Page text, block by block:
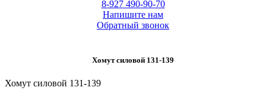
8-927 490-90-70
Напишите нам
Обратный звонок
Хомут силовой 131-139
Хомут силовой 131-139